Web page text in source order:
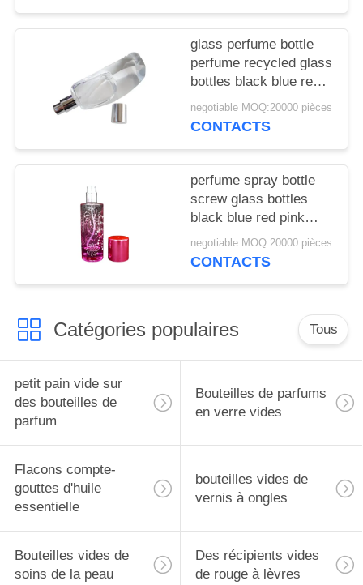
DEVIS
POLICY
glass perfume bottle
perfume recycled glass
bottles black blue red
pink green cap plastic
and metal
negotiable MOQ:20000 pièces
CONTACTS
perfume spray bottle
screw glass bottles
black blue red pink
green cap plastic and
metal
negotiable MOQ:20000 pièces
CONTACTS
Catégories populaires Tous
petit pain vide sur
des bouteilles de
parfum
Bouteilles de parfums
en verre vides
Flacons compte-
gouttes d'huile
essentielle
bouteilles vides de
vernis à ongles
Bouteilles vides de
soins de la peau
Des récipients vides
de rouge à lèvres